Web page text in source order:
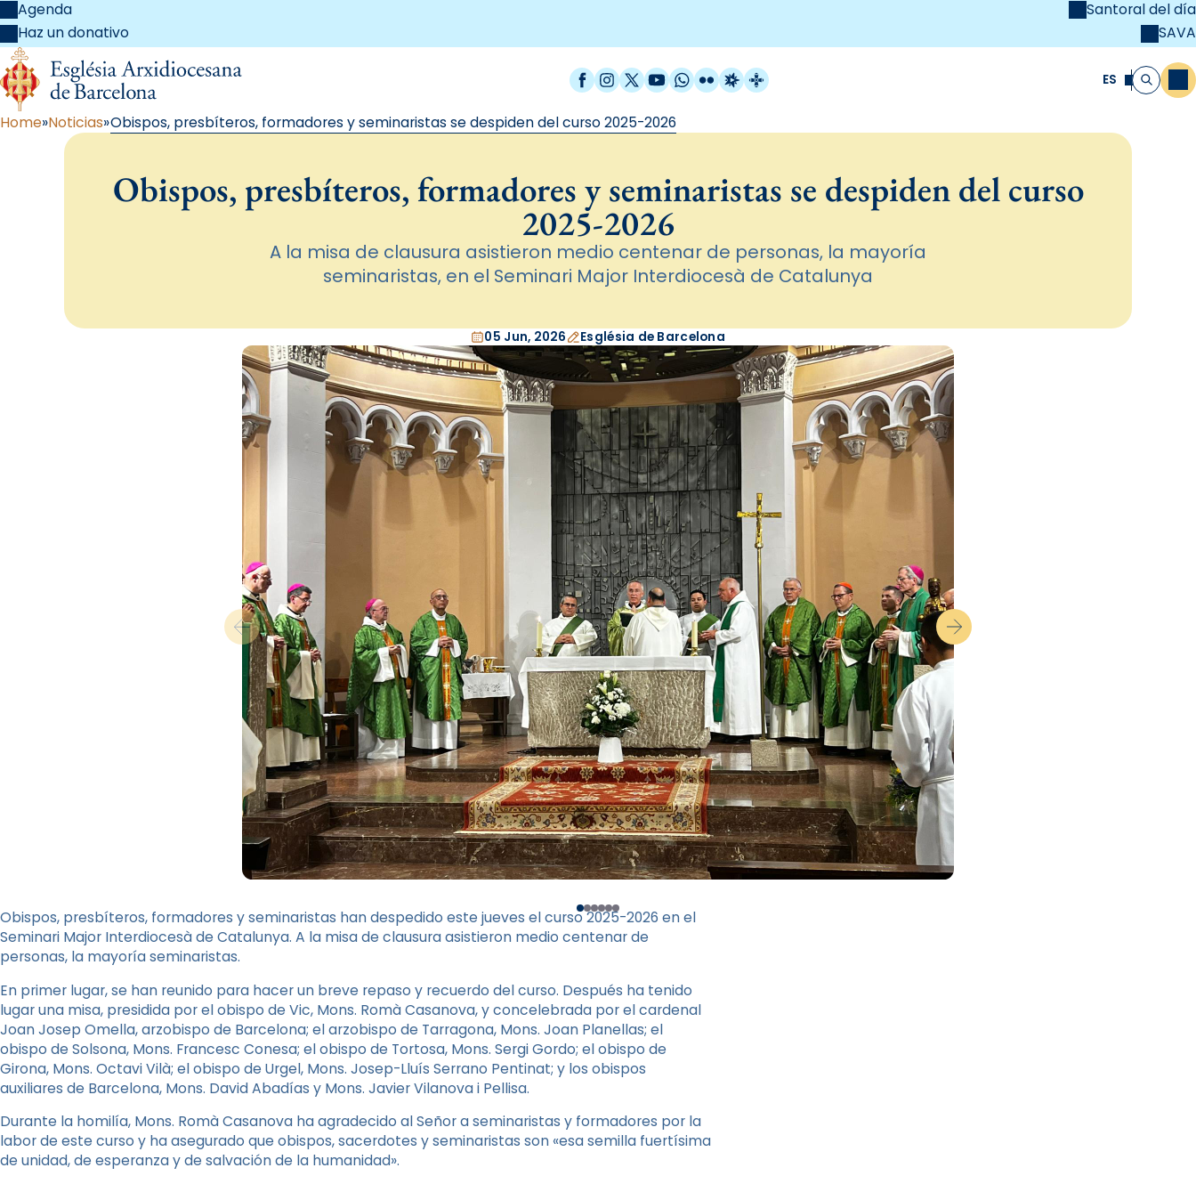
Agenda
Haz un donativo
Santoral del día
SAVA
Facebook
Instagram
X / Twitter
YouTube
WhatsApp
FlickrRadio Estel
Catalunya Cristiana ES Buscar
Home Noticias Obispos, presbíteros, formadores y seminaristas se despiden del curso 2025-2026
Obispos, presbíteros, formadores y seminaristas se despiden del curso
2025-2026
A la misa de clausura asistieron medio centenar de personas, la mayoría
seminaristas, en el Seminari Major Interdiocesà de Catalunya
05 Jun, 2026 Església de Barcelona
Obispos, presbíteros, formadores y seminaristas han despedido este jueves el curso 2025-2026 en el
Seminari Major Interdiocesà de Catalunya. A la misa de clausura asistieron medio centenar de
personas, la mayoría seminaristas.
En primer lugar, se han reunido para hacer un breve repaso y recuerdo del curso. Después ha tenido
lugar una misa, presidida por el obispo de Vic, Mons. Romà Casanova, y concelebrada por el cardenal
Joan Josep Omella, arzobispo de Barcelona; el arzobispo de Tarragona, Mons. Joan Planellas; el
obispo de Solsona, Mons. Francesc Conesa; el obispo de Tortosa, Mons. Sergi Gordo; el obispo de
Girona, Mons. Octavi Vilà; el obispo de Urgel, Mons. Josep-Lluís Serrano Pentinat; y los obispos
auxiliares de Barcelona, Mons. David Abadías y Mons. Javier Vilanova i Pellisa.
Durante la homilía, Mons. Romà Casanova ha agradecido al Señor a seminaristas y formadores por la
labor de este curso y ha asegurado que obispos, sacerdotes y seminaristas son «esa semilla fuertísima
de unidad, de esperanza y de salvación de la humanidad».